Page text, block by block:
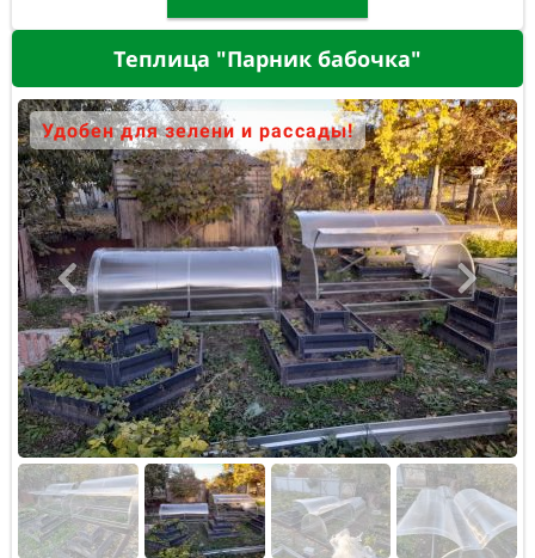
Теплица "Парник бабочка"
Удобен для зелени и рассады!